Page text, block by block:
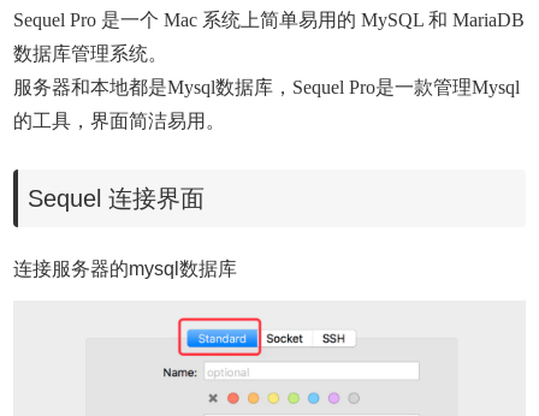
Sequel Pro 是一个 Mac 系统上简单易用的 MySQL 和 MariaDB
数据库管理系统。
服务器和本地都是Mysql数据库， Sequel Pro是一款管理Mysql
的工具，界面简洁易用。
Sequel 连接界面
连接服务器的mysql数据库